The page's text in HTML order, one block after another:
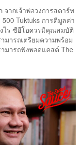
ากเจ้าพ่อวงการสตาร์ท
Tuktuks การตีมูลค่า
ไร ซีอีโอควรมีคุณสมบัติ
มารถเตรียมความพร้อม
มารถฟังพอดแคสต์ The